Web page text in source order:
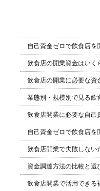
自己資金ゼロで飲食店を
飲食店の開業資金はいく
飲食店の開業に必要な資
業態別・規模別で見る飲
飲食店開業に必要な自己
自己資金ゼロで飲食店を
飲食店開業で失敗しない
資金調達方法の比較と選
飲食店開業で活用できる